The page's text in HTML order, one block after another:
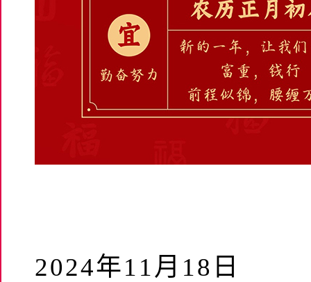
2024年11月18日